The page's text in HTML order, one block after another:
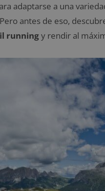
adaptarse a una
antes de eso, d
runningy rendir al